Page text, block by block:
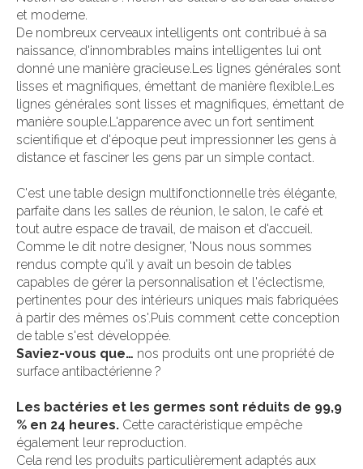
et moderne.
De nombreux cerveaux intelligents ont contribué à sa
naissance, d'innombrables mains intelligentes lui ont
donné une manière gracieuse.Les lignes générales sont
lisses et magnifiques, émettant de manière flexible.Les
lignes générales sont lisses et magnifiques, émettant de
manière souple.L'apparence avec un fort sentiment
scientifique et d'époque peut impressionner les gens à
distance et fasciner les gens par un simple contact.
C'est une table design multifonctionnelle très élégante,
parfaite dans les salles de réunion, le salon, le café et
tout autre espace de travail, de maison et d'accueil.
Comme le dit notre designer, 'Nous nous sommes
rendus compte qu'il y avait un besoin de tables
capables de gérer la personnalisation et l'éclectisme,
pertinentes pour des intérieurs uniques mais fabriquées
à partir des mêmes os'.Puis comment cette conception
de table s'est développée.
Saviez-vous que… nos produits ont une propriété de
surface antibactérienne ?
Les bactéries et les germes sont réduits de 99,9
% en 24 heures. Cette caractéristique empêche
également leur reproduction.
Cela rend les produits particulièrement adaptés aux